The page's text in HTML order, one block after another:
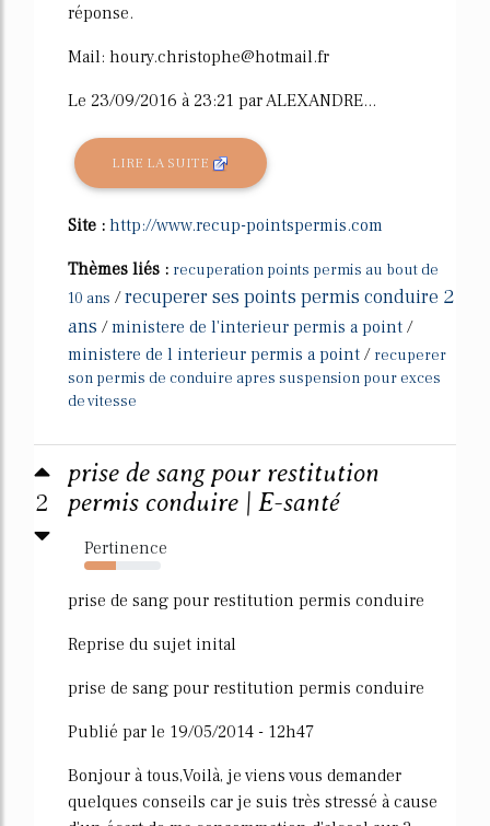
réponse.
Mail: houry.christophe@hotmail.fr
Le 23/09/2016 à 23:21 par ALEXANDRE...
LIRE LA SUITE
Site : http://www.recup-pointspermis.com
Thèmes liés : recuperation points permis au bout de
10 ans /recuperer ses points permis conduire 2
ans /ministere de l'interieur permis a point /
ministere de l interieur permis a point / recuperer
son permis de conduire apres suspension pour exces
de vitesse
2
prise de sang pour restitution
permis conduire | E-santé
Pertinence
41%
prise de sang pour restitution permis conduire
Reprise du sujet inital
prise de sang pour restitution permis conduire
Publié par le 19/05/2014 - 12h47
Bonjour à tous,Voilà, je viens vous demander
quelques conseils car je suis très stressé à cause